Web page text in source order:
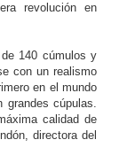
revolución en
140 cúmulos y
con un realismo
en el mundo
grandes cúpulas.
calidad de
directora del